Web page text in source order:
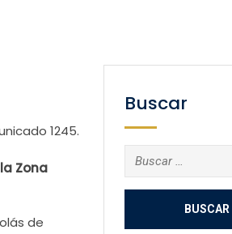
1245.
Zona
de
Buscar
Buscar: